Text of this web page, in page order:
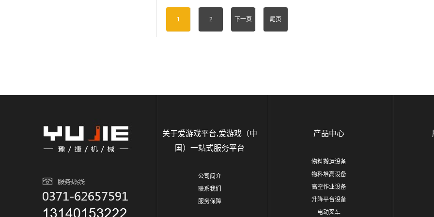
1 2 下一页 尾页
关于爱游戏平台,爱游戏（中
国）一站式服务平台
公司简介
联系我们
服务保障
产品中心
物料搬运设备
物料堆高设备
高空作业设备
升降平台设备
电动叉车